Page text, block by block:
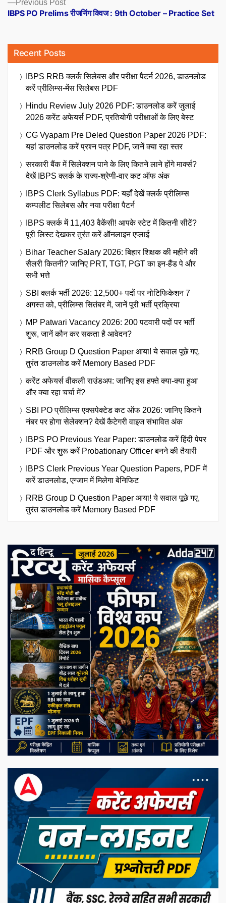
Previous Post
post:
IBPS PO Prelims रीजनिंग क्विज : 9th October – Practice Set
Recent Posts
IBPS RRB क्लर्क सिलेबस और परीक्षा पैटर्न 2026, डाउनलोड
करें प्रीलिम्स-मेंस सिलेबस PDF
Hindu Review July 2026 PDF: डाउनलोड करें जुलाई
2026 करेंट अफेयर्स PDF, प्रतियोगी परीक्षाओं के लिए बेस्ट
CG Vyapam Pre Deled Question Paper 2026 PDF:
यहां डाउनलोड करें प्रश्न पत्र PDF, जानें क्या रहा स्तर
सरकारी बैंक में सिलेक्शन पाने के लिए कितने लाने होंगे मार्क्स?
देखें IBPS क्लर्क के राज्य-श्रेणी-वार कट ऑफ अंक
IBPS Clerk Syllabus PDF: यहाँ देखें क्लर्क प्रीलिम्स
कम्पलीट सिलेबस और नया परीक्षा पैटर्न
IBPS क्लर्क में 11,403 वैकेंसी! आपके स्टेट में कितनी सीटें?
पूरी लिस्ट देखकर तुरंत करें ऑनलाइन एप्लाई
Bihar Teacher Salary 2026: बिहार शिक्षक की महीने की
सैलरी कितनी? जानिए PRT, TGT, PGT का इन-हैंड पे और
सभी भत्ते
SBI क्लर्क भर्ती 2026: 12,500+ पदों पर नोटिफिकेशन 7
अगस्त को, प्रीलिम्स सितंबर में, जानें पूरी भर्ती प्रक्रिया
MP Patwari Vacancy 2026: 200 पटवारी पदों पर भर्ती
शुरू, जानें कौन कर सकता है आवेदन?
RRB Group D Question Paper आया! ये सवाल पूछे गए,
तुरंत डाउनलोड करें Memory Based PDF
करेंट अफेयर्स वीकली राउंडअप: जानिए इस हफ्ते क्या-क्या हुआ
और क्या रहा चर्चा में?
SBI PO प्रीलिम्स एक्सपेक्टेड कट ऑफ 2026: जानिए कितने
नंबर पर होगा सेलेक्शन? देखें कैटेगरी वाइज संभावित अंक
IBPS PO Previous Year Paper: डाउनलोड करें हिंदी पेपर
PDF और शुरू करें Probationary Officer बनने की तैयारी
IBPS Clerk Previous Year Question Papers, PDF में
करें डाउनलोड, एग्जाम में मिलेगा बेनिफिट
RRB Group D Question Paper आया! ये सवाल पूछे गए,
तुरंत डाउनलोड करें Memory Based PDF